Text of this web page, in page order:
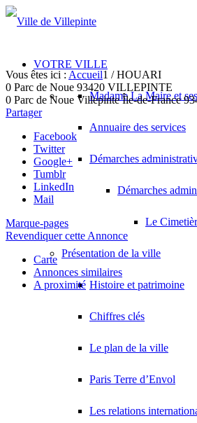
VOTRE VILLE
Madame La Maire et
Annuaire des services
Démarches
Démarches
Le
Présentation de la ville
Histoire et patrimoine
Chiffres clés
Le plan de la ville
Paris Terre d’Envol
Les relations
Vous êtes ici : Accueil1 / HOUARI
0 Parc de Noue 93420 VILLEPINTE
0 Parc de Noue Villepinte Île-de-France
Partager
Facebook
Twitter
Google+
Tumblr
LinkedIn
Mail
Marque-pages
Revendiquer cette Annonce
Carte
Annonces similaires
A proximité